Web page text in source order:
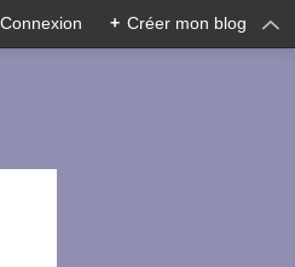
Connexion + Créer mon blog